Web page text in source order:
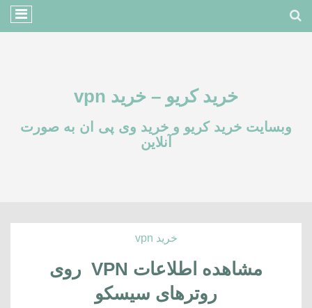
خرید کریو – خرید vpn
وبسایت خرید کریو و خرید وی پی ان به صورت
آنلاین
خرید vpn
مشاهده اطلاعات VPN روی
روترهای سیسکو